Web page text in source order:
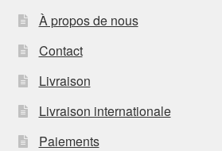
À propos de nous
Contact
Livraison
Livraison internationale
Paiements